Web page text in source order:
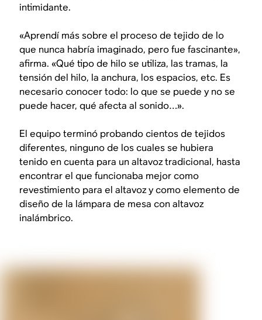
intimidante.
«Aprendí más sobre el proceso de tejido de lo
que nunca habría imaginado, pero fue fascinante»,
afirma. «Qué tipo de hilo se utiliza, las tramas, la
tensión del hilo, la anchura, los espacios, etc. Es
necesario conocer todo: lo que se puede y no se
puede hacer, qué afecta al sonido…».
El equipo terminó probando cientos de tejidos
diferentes, ninguno de los cuales se hubiera
tenido en cuenta para un altavoz tradicional, hasta
encontrar el que funcionaba mejor como
revestimiento para el altavoz y como elemento de
diseño de la lámpara de mesa con altavoz
inalámbrico.